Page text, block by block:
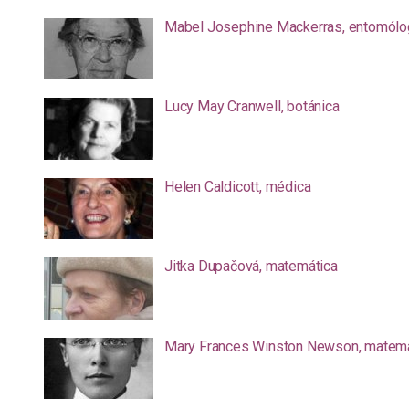
Mabel Josephine Mackerras,
Lucy May Cranwell, botánica
Helen Caldicott, médica
Jitka Dupačová, matemática
Mary Frances Winston Newson,